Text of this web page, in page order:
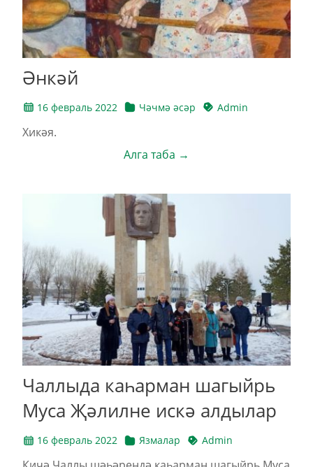
Әнкәй
16 февраль 2022 Чәчмә әсәр Admin
Хикәя.
Алга таба →
Чаллыда каһарман шагыйрь
Муса Җәлилне искә алдылар
16 февраль 2022 Язмалар Admin